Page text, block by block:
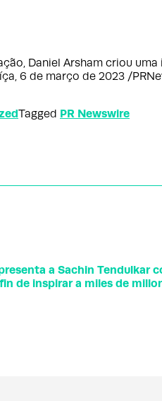
Daniel Arsham criou
6 de março de 2023 /
Tagged PR Newswire
a Sachin Tendulkar
de inspirar a miles de